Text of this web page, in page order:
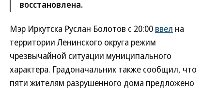
восстановлена.
Мэр Иркутска Руслан Болотов с 20:00 ввел на
территории Ленинского округа режим
чрезвычайной ситуации муниципального
характера. Градоначальник также сообщил, что
пяти жителям разрушенного дома предложено